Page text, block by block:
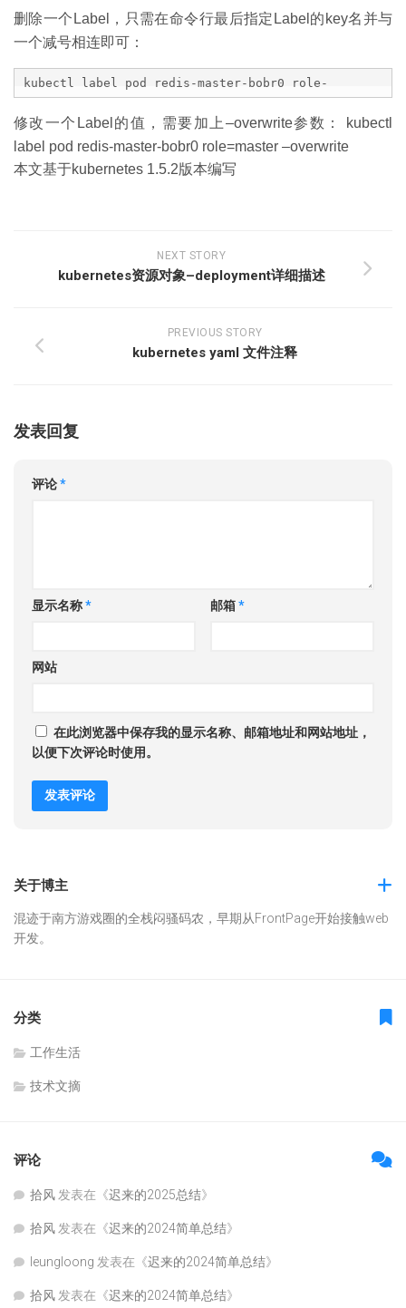
删除一个Label，只需在命令行最后指定Label的key名并与
一个减号相连即可：
kubectl label pod redis-master-bobr0 role-
修改一个Label的值，需要加上–overwrite参数： kubectl
label pod redis-master-bobr0 role=master –overwrite
本文基于kubernetes 1.5.2版本编写
NEXT STORY
kubernetes资源对象–deployment详细描述
PREVIOUS STORY
kubernetes yaml 文件注释
发表回复
评论*
显示名称* 邮箱*
网站
在此浏览器中保存我的显示名称、邮箱地址和网站地址，
以便下次评论时使用。
关于博主
混迹于南方游戏圈的全栈闷骚码农，早期从FrontPage开始接触web
开发。
分类
工作生活
技术文摘
评论
拾风 发表在《迟来的2025总结》
拾风 发表在《迟来的2024简单总结》
leungloong 发表在《迟来的2024简单总结》
拾风 发表在《迟来的2024简单总结》